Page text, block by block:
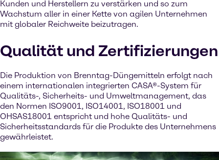
Kunden und Herstellern zu verstärken und so zum
Wachstum aller in einer Kette von agilen Unternehmen
mit globaler Reichweite beizutragen.
Qualität und Zertifizierungen
Die Produktion von Brenntag-Düngemitteln erfolgt nach
einem internationalen integrierten CASA®-System für
Qualitäts-, Sicherheits- und Umweltmanagement, das
den Normen ISO9001, ISO14001, ISO18001 und
OHSAS18001 entspricht und hohe Qualitäts- und
Sicherheitsstandards für die Produkte des Unternehmens
gewährleistet.